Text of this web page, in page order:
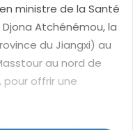
ministre de la Santé
Atchénémou, la
du Jiangxi) au
au nord de
pour offrir une